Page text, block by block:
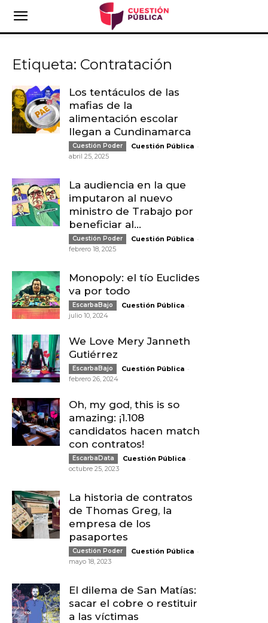
Etiqueta: Contratación
Los tentáculos de las
mafias de la
alimentación escolar
llegan a Cundinamarca
Cuestión Poder Cuestión Pública -
abril 25, 2025
La audiencia en la que
imputaron al nuevo
ministro de Trabajo por
beneficiar al...
Cuestión Poder Cuestión Pública -
febrero 18, 2025
Monopoly: el tío Euclides
va por todo
EscarbaBajo Cuestión Pública -
julio 10, 2024
We Love Mery Janneth
Gutiérrez
EscarbaBajo Cuestión Pública -
febrero 26, 2024
Oh, my god, this is so
amazing: ¡1.108
candidatos hacen match
con contratos!
EscarbaData Cuestión Pública -
octubre 25, 2023
La historia de contratos
de Thomas Greg, la
empresa de los
pasaportes
Cuestión Poder Cuestión Pública -
mayo 18, 2023
El dilema de San Matías:
sacar el cobre o restituir
a las víctimas